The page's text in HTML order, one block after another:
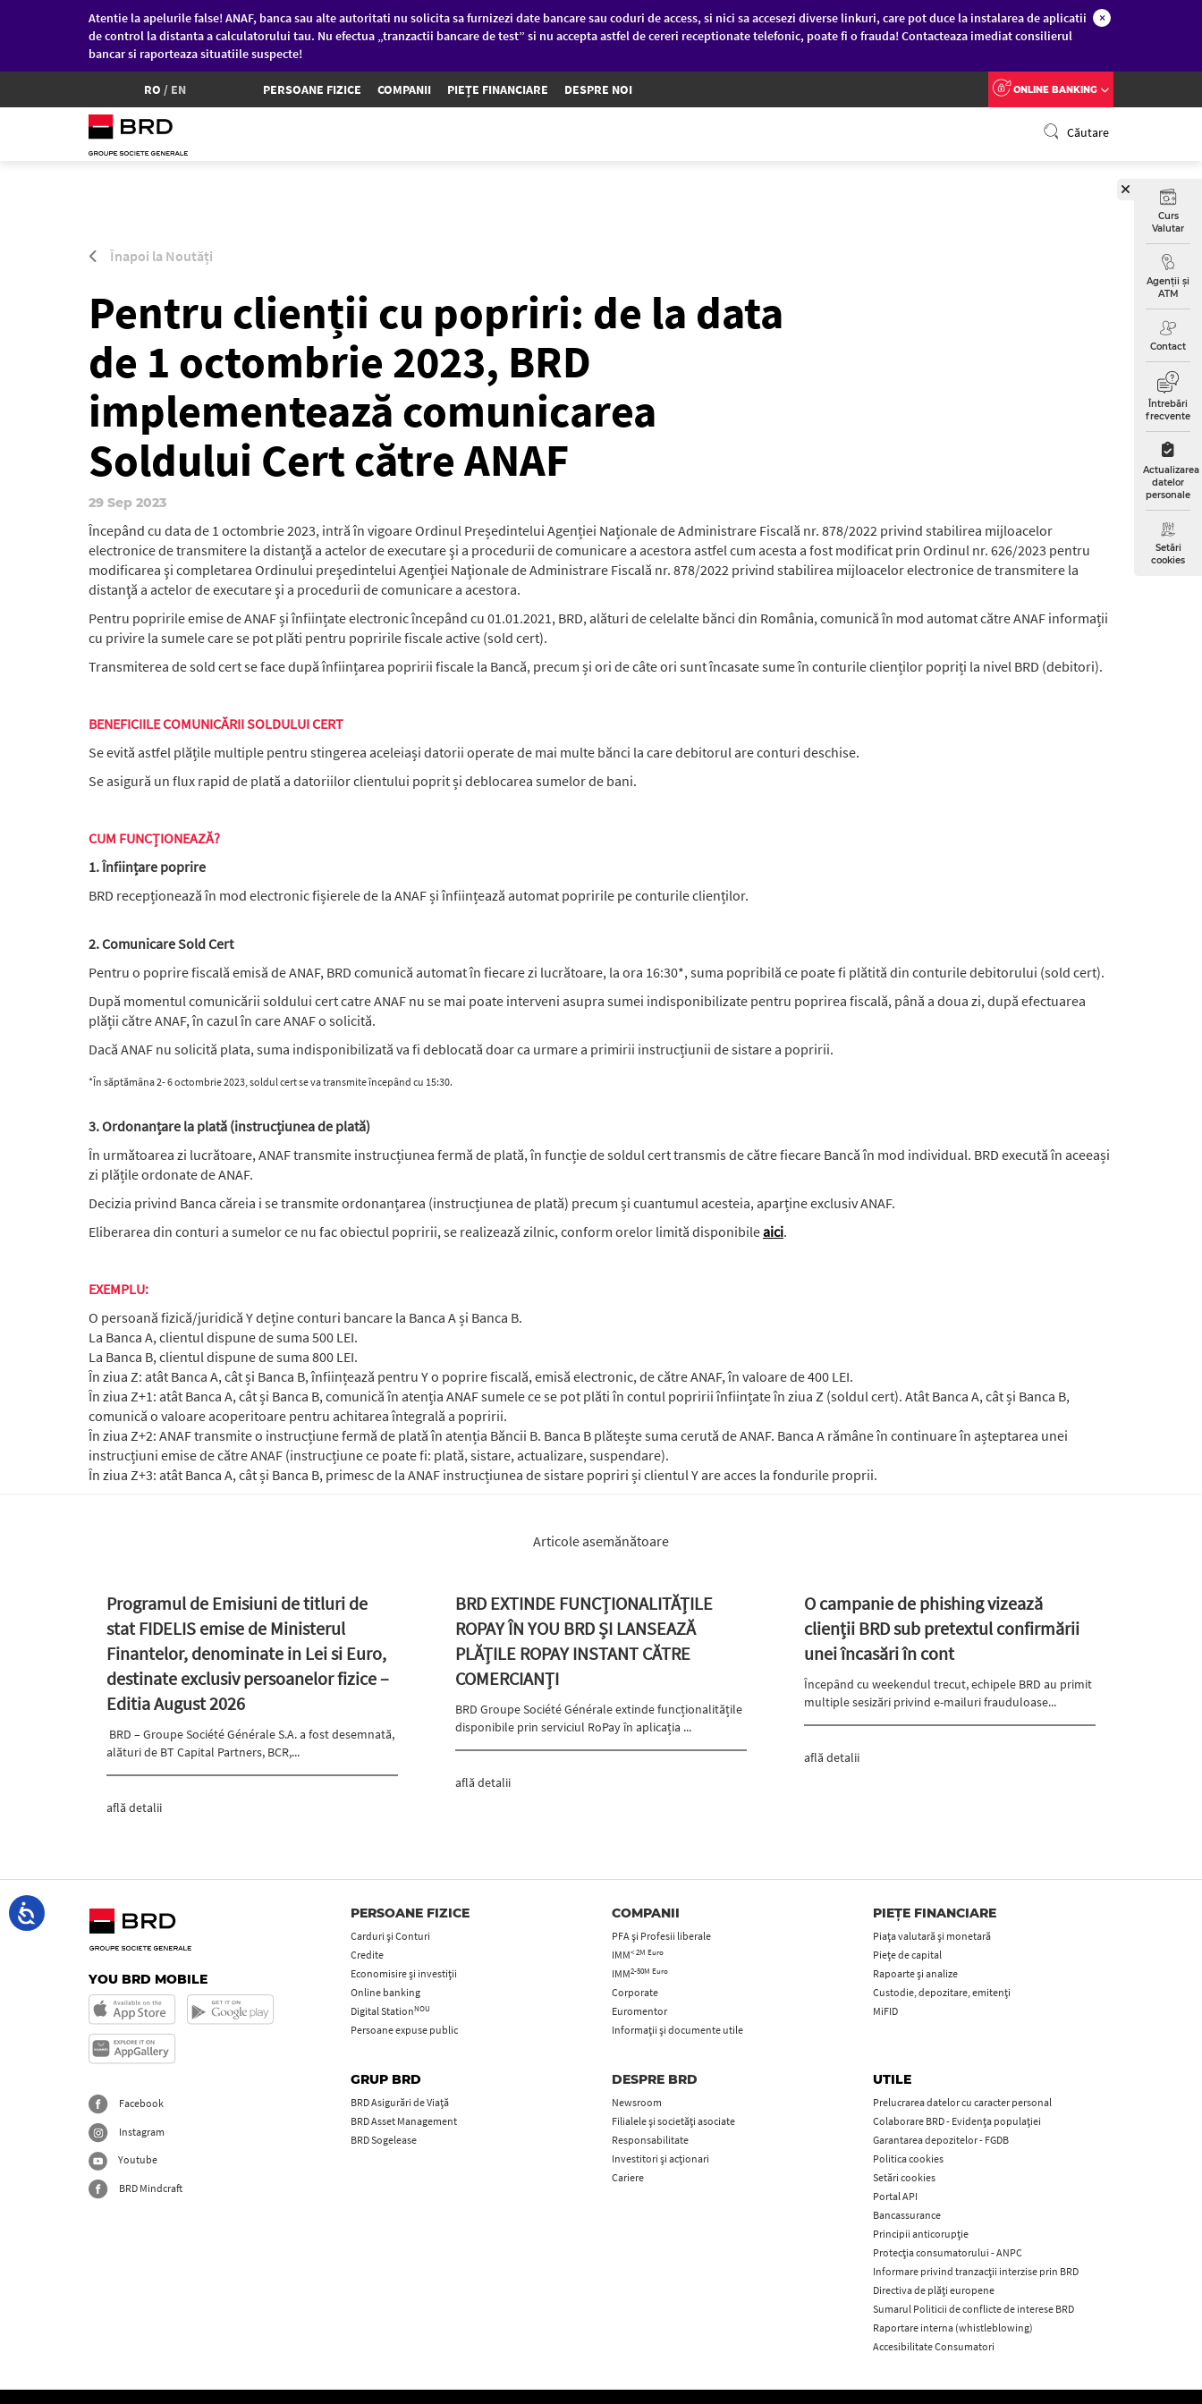
Atentie la apelurile false! ANAF, banca sau alte autoritati nu solicita sa furnizezi date bancare sau coduri de access, si nici sa accesezi diverse linkuri, care pot duce la instalarea de aplicatii
de control la distanta a calculatorului tau. Nu efectua „tranzactii bancare de test” si nu accepta astfel de cereri receptionate telefonic, poate fi o frauda! Contacteaza imediat consilierul
bancar si raporteaza situatiile suspecte!
×
RO / EN PERSOANE FIZICE COMPANII PIEȚE FINANCIARE DESPRE NOI ONLINE BANKING
Căutare
Curs
Valutar
Agenții și
ATM
Contact
Întrebări
frecvente
Actualizarea
datelor
personale
Setări
cookies
Înapoi la Noutăți
Pentru clienții cu popriri: de la data
de 1 octombrie 2023, BRD
implementează comunicarea
Soldului Cert către ANAF
29 Sep 2023
Începând cu data de 1 octombrie 2023, intră în vigoare Ordinul Președintelui Agenției Naționale de Administrare Fiscală nr. 878/2022 privind stabilirea mijloacelor
electronice de transmitere la distanţă a actelor de executare şi a procedurii de comunicare a acestora astfel cum acesta a fost modificat prin Ordinul nr. 626/2023 pentru
modificarea şi completarea Ordinului preşedintelui Agenţiei Naţionale de Administrare Fiscală nr. 878/2022 privind stabilirea mijloacelor electronice de transmitere la
distanţă a actelor de executare şi a procedurii de comunicare a acestora.
Pentru popririle emise de ANAF și înființate electronic începând cu 01.01.2021, BRD, alături de celelalte bănci din România, comunică în mod automat către ANAF informații
cu privire la sumele care se pot plăti pentru popririle fiscale active (sold cert).
Transmiterea de sold cert se face după înființarea popririi fiscale la Bancă, precum și ori de câte ori sunt încasate sume în conturile clienților popriți la nivel BRD (debitori).
BENEFICIILE COMUNICĂRII SOLDULUI CERT
Se evită astfel plățile multiple pentru stingerea aceleiași datorii operate de mai multe bănci la care debitorul are conturi deschise.
Se asigură un flux rapid de plată a datoriilor clientului poprit și deblocarea sumelor de bani.
CUM FUNCȚIONEAZĂ?
1. Înființare poprire
BRD recepționează în mod electronic fișierele de la ANAF și înființează automat popririle pe conturile clienților.
2. Comunicare Sold Cert
Pentru o poprire fiscală emisă de ANAF, BRD comunică automat în fiecare zi lucrătoare, la ora 16:30*, suma popribilă ce poate fi plătită din conturile debitorului (sold cert).
După momentul comunicării soldului cert catre ANAF nu se mai poate interveni asupra sumei indisponibilizate pentru poprirea fiscală, până a doua zi, după efectuarea
plății către ANAF, în cazul în care ANAF o solicită.
Dacă ANAF nu solicită plata, suma indisponibilizată va fi deblocată doar ca urmare a primirii instrucțiunii de sistare a popririi.
*În săptămâna 2- 6 octombrie 2023, soldul cert se va transmite începând cu 15:30.
3. Ordonanțare la plată (instrucțiunea de plată)
În următoarea zi lucrătoare, ANAF transmite instrucțiunea fermă de plată, în funcție de soldul cert transmis de către fiecare Bancă în mod individual. BRD execută în aceeași
zi plățile ordonate de ANAF.
Decizia privind Banca căreia i se transmite ordonanțarea (instrucțiunea de plată) precum și cuantumul acesteia, aparține exclusiv ANAF.
Eliberarea din conturi a sumelor ce nu fac obiectul popririi, se realizează zilnic, conform orelor limită disponibileaici.
EXEMPLU:
O persoană fizică/juridică Y deține conturi bancare la Banca A și Banca B.
La Banca A, clientul dispune de suma 500 LEI.
La Banca B, clientul dispune de suma 800 LEI.
În ziua Z: atât Banca A, cât și Banca B, înființează pentru Y o poprire fiscală, emisă electronic, de către ANAF, în valoare de 400 LEI.
În ziua Z+1: atât Banca A, cât și Banca B, comunică în atenția ANAF sumele ce se pot plăti în contul popririi înființate în ziua Z (soldul cert). Atât Banca A, cât și Banca B,
comunică o valoare acoperitoare pentru achitarea întegrală a popririi.
În ziua Z+2: ANAF transmite o instrucțiune fermă de plată în atenția Băncii B. Banca B plătește suma cerută de ANAF. Banca A rămâne în continuare în așteptarea unei
instrucțiuni emise de către ANAF (instrucțiune ce poate fi: plată, sistare, actualizare, suspendare).
În ziua Z+3: atât Banca A, cât și Banca B, primesc de la ANAF instrucțiunea de sistare popriri și clientul Y are acces la fondurile proprii.
Articole asemănătoare
Programul de Emisiuni de titluri de
stat FIDELIS emise de Ministerul
Finantelor, denominate in Lei si Euro,
destinate exclusiv persoanelor fizice –
Editia August 2026
BRD – Groupe Société Générale S.A. a fost desemnată,
alături de BT Capital Partners, BCR,...
află detalii
BRD EXTINDE FUNCȚIONALITĂȚILE
ROPAY ÎN YOU BRD ȘI LANSEAZĂ
PLĂȚILE ROPAY INSTANT CĂTRE
COMERCIANȚI
BRD Groupe Société Générale extinde funcționalitățile
disponibile prin serviciul RoPay în aplicația ...
află detalii
O campanie de phishing vizează
clienții BRD sub pretextul confirmării
unei încasări în cont
Începând cu weekendul trecut, echipele BRD au primit
multiple sesizări privind e-mailuri frauduloase...
află detalii
YOU BRD MOBILE
Facebook
Instagram
Youtube
BRD Mindcraft
PERSOANE FIZICE
Carduri şi Conturi
Credite
Economisire și investiții
Online banking
Digital StationNOU
Persoane expuse public
COMPANII
PFA şi Profesii liberale
IMM< 2M Euro
IMM2-50M Euro
Corporate
Euromentor
Informații și documente utile
PIEȚE FINANCIARE
Piața valutară și monetară
Piețe de capital
Rapoarte și analize
Custodie, depozitare, emitenți
MiFID
GRUP BRD
BRD Asigurări de Viață
BRD Asset Management
BRD Sogelease
DESPRE BRD
Newsroom
Filialele și societăți asociate
Responsabilitate
Investitori și acționari
Cariere
UTILE
Prelucrarea datelor cu caracter personal
Colaborare BRD - Evidența populației
Garantarea depozitelor - FGDB
Politica cookies
Setări cookies
Portal API
Bancassurance
Principii anticorupţie
Protecţia consumatorului - ANPC
Informare privind tranzacții interzise prin BRD
Directiva de plăți europene
Sumarul Politicii de conflicte de interese BRD
Raportare interna (whistleblowing)
Accesibilitate Consumatori